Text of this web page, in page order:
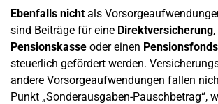
Ebenfalls nichtals
sind Beiträge für eine Direktversicherung
Pensionskasse oder einen Pensionsfonds
steuerlich gefördert werden.
andere Vorsorgeaufwendungen fallen
Punkt „Sonderausgaben-Pauschbetrag“,